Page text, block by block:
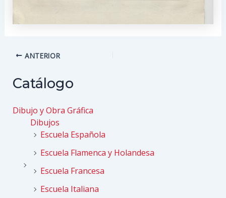
Navegación
entradas
ANTERIOR
Catálogo
Dibujo y Obra Gráfica
Dibujos
Escuela Española
Escuela Flamenca y Holandesa
Escuela Francesa
Escuela Italiana